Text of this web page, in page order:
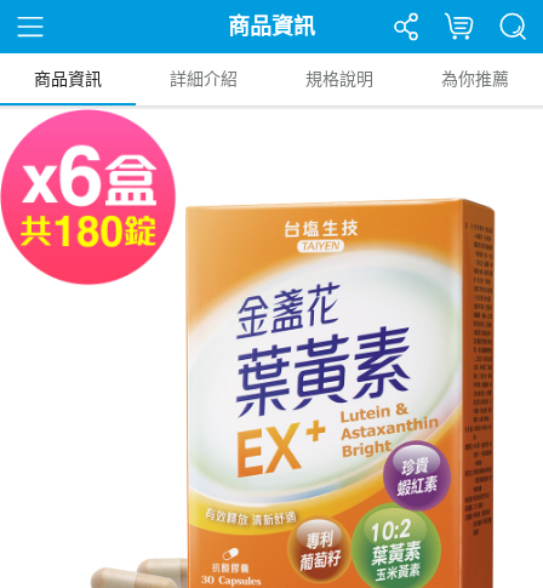
商品資訊
商品資訊 詳細介紹 規格說明 為你推薦